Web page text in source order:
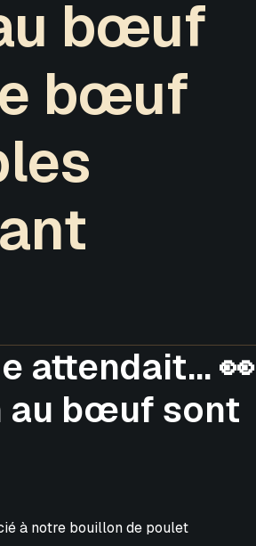
bœuf
bœuf
attendait... 👀
au bœuf sont
à notre bouillon de poulet